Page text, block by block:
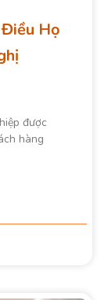
Họ
được
hàng